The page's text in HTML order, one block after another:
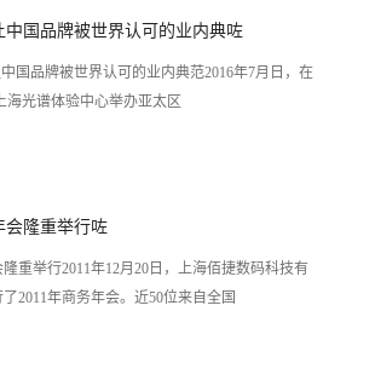
中国品牌被世界认可的业内典咗
国品牌被世界认可的业内典范2016年7月日，在
海光谱体验中心举办亚太区
会隆重举行咗
重举行2011年12月20日，上海佰捷数码科技有
2011年商务年会。近50位来自全国